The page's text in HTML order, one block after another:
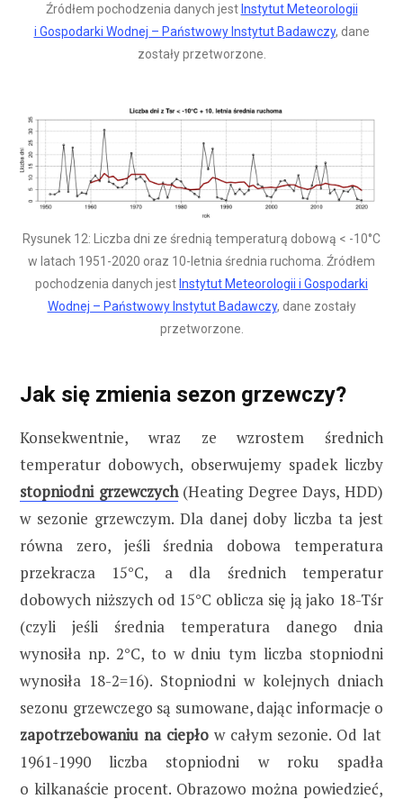
Źródłem pochodzenia danych jest Instytut Meteorologii
i Gospodarki Wodnej – Państwowy Instytut Badawczy, dane
zostały przetworzone.
Rysunek 12: Liczba dni ze średnią temperaturą dobową < -10°C
w latach 1951-2020 oraz 10-letnia średnia ruchoma. Źródłem
pochodzenia danych jest Instytut Meteorologii i Gospodarki
Wodnej – Państwowy Instytut Badawczy, dane zostały
przetworzone.
Jak się zmienia sezon grzewczy?
Konsekwentnie, wraz ze wzrostem średnich
temperatur dobowych, obserwujemy spadek liczby
stopniodni grzewczych(Heating Degree Days, HDD)
w sezonie grzewczym. Dla danej doby liczba ta jest
równa zero, jeśli średnia dobowa temperatura
przekracza 15°C, a dla średnich temperatur
dobowych niższych od 15°C oblicza się ją jako 18-Tśr
(czyli jeśli średnia temperatura danego dnia
wynosiła np. 2°C, to w dniu tym liczba stopniodni
wynosiła 18-2=16). Stopniodni w kolejnych dniach
sezonu grzewczego są sumowane, dając informacje o
zapotrzebowaniu na ciepłow całym sezonie. Od lat
1961-1990 liczba stopniodni w roku spadła
o kilkanaście procent. Obrazowo można powiedzieć,